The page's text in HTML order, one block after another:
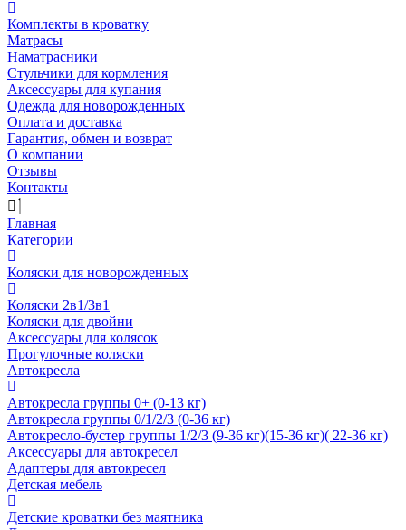
Комплекты в кроватку
Матрасы
Наматрасники
Стульчики для кормления
Аксессуары для купания
Одежда для новорожденных
Оплата и доставка
Гарантия, обмен и возврат
О компании
Отзывы
Контакты
Главная
Категории
Коляски для новорожденных
Коляски 2в1/3в1
Коляски для двойни
Аксессуары для колясок
Прогулочные коляски
Автокресла
Автокресла группы 0+ (0-13 кг)
Автокресла группы 0/1/2/3 (0-36 кг)
Автокресло-бустер группы 1/2/3 (9-36 кг)(15-36 кг)( 22-36 кг)
Аксессуары для автокресел
Адаптеры для автокресел
Детская мебель
Детские кроватки без маятника